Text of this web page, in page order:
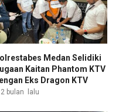
Medan Selidiki
Kaitan Phantom KTV
Eks Dragon KTV
2 bulan lalu